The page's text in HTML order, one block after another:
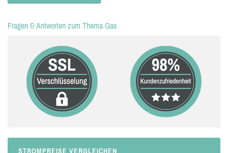
Fragen & Antworten zum Thema Gas
STROMPREISE VERGLEICHEN